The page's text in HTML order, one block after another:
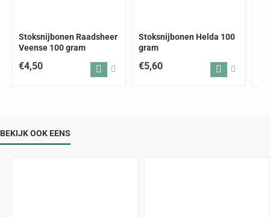
Stoksnijbonen Raadsheer
Veense 100 gram
€4,50
Stoksnijbonen Helda 100
gram
€5,60
BEKIJK OOK EENS